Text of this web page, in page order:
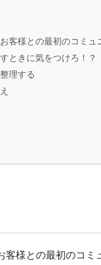
客様との最初のコミュ
ときに気をつけろ！？
理する
客様との最初のコミ